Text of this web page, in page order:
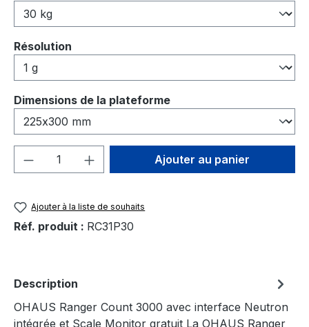
Sélectionnez
Résolution
Sélectionnez
Dimensions de la plateforme
Quantité de produit : Entrez la
Ajouter au panier
Ajouter à la liste de souhaits
Réf. produit : RC31P30
Description
OHAUS Ranger Count 3000 avec interface Neutron
intégrée et Scale Monitor gratuit La OHAUS Ranger